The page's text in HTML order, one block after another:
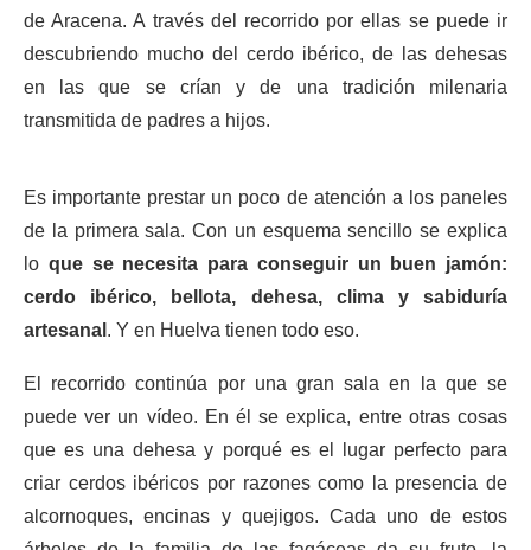
de Aracena. A través del recorrido por ellas se puede ir
descubriendo mucho del cerdo ibérico, de las dehesas
en las que se crían y de una tradición milenaria
transmitida de padres a hijos.
Es importante prestar un poco de atención a los paneles
de la primera sala. Con un esquema sencillo se explica
lo que se necesita para conseguir un buen jamón:
cerdo ibérico, bellota, dehesa, clima y sabiduría
artesanal . Y en Huelva tienen todo eso.
El recorrido continúa por una gran sala en la que se
puede ver un vídeo. En él se explica, entre otras cosas
que es una dehesa y porqué es el lugar perfecto para
criar cerdos ibéricos por razones como la presencia de
alcornoques, encinas y quejigos. Cada uno de estos